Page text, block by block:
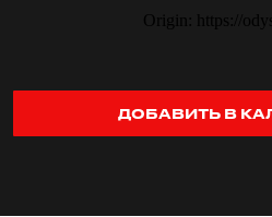
ДОБАВИТЬ В